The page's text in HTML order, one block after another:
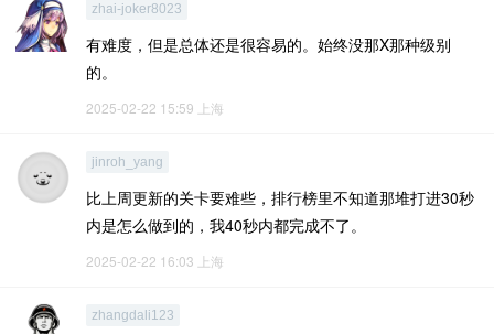
zhai-joker8023
有难度，但是总体还是很容易的。始终没那X那种级别
的。
2025-02-22 15:59 上海
jinroh_yang
比上周更新的关卡要难些，排行榜里不知道那堆打进30秒
内是怎么做到的，我40秒内都完成不了。
2025-02-22 16:03 上海
zhangdali123